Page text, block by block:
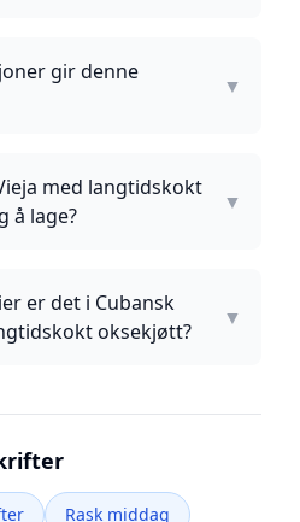
gir denne
▼
med langtidskokt
å lage?
▼
er det i Cubansk
oksekjøtt?
▼
Rask middag